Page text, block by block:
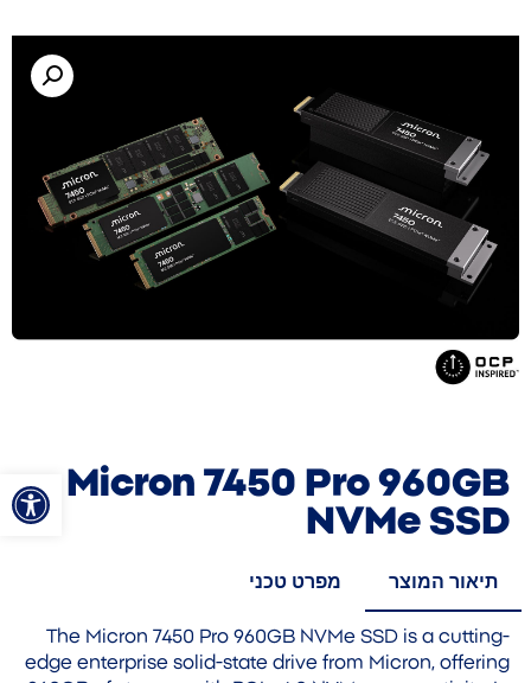
פתח
Micron 7450 Pro 960GB
NVMe SSD
תיאור המוצר מפרט טכני
The Micron 7450 Pro 960GB NVMe SSD is a cutting-
edge enterprise solid-state drive from Micron, offering